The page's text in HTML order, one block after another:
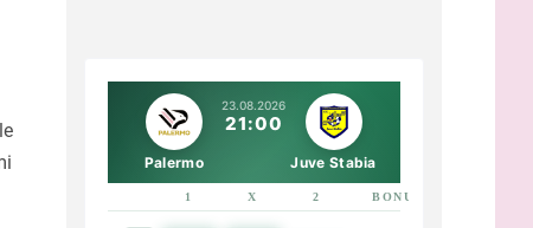
23.08.2026
21:00
Palermo Juve Stabia
1 X 2 BONUS